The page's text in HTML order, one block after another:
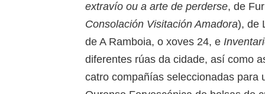
extravío ou a arte de perderse, de
Consolación Visitación Amadora), de
de A Ramboia, o xoves 24, e
diferentes rúas da cidade, así como
catro compañías seleccionadas para